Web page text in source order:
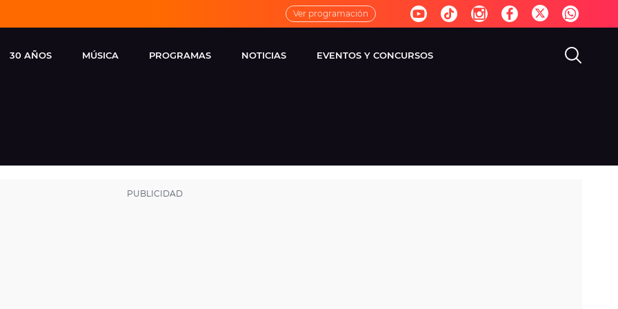
Ver programación
30 AÑOS MÚSICA
FM
PROGRAMAS
VIRALES
NOTICIAS EVENTOS Y CONCURSOS